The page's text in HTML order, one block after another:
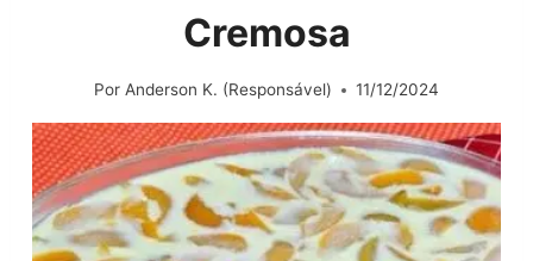
Cremosa
Por Anderson K. (Responsável) 11/12/2024